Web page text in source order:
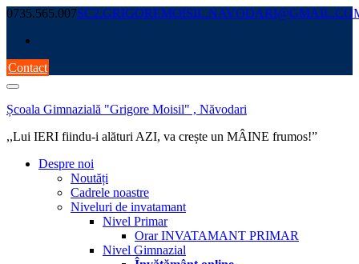
Skip
content
0735.565.007
Contact
Școala Gimnazială "Grigore Moisil" , Năvodari
,,Lui IERI fiindu-i alături AZI, va crește un MÂINE frumos!”
Despre noi
Noutăți
Cadrele noastre
Niveluri de invatamant
Nivel Primar
Orar INVATAMANT PRIMAR
Nivel Gimnazial